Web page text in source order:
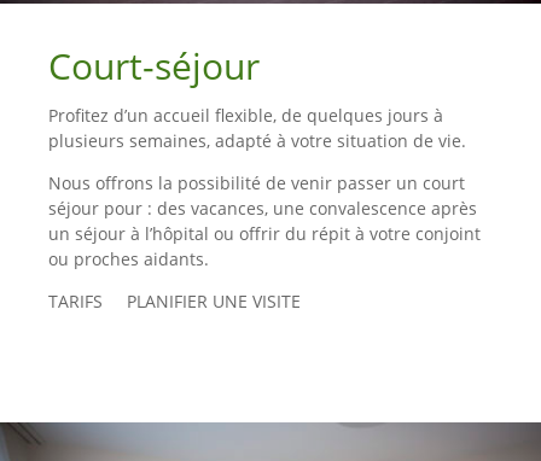
Court-séjour
Profitez d’un accueil flexible, de quelques jours à
plusieurs semaines, adapté à votre situation de vie.
Nous offrons la possibilité de venir passer un court
séjour pour : des vacances, une convalescence après
un séjour à l’hôpital ou offrir du répit à votre conjoint
ou proches aidants.
TARIFS PLANIFIER UNE VISITE